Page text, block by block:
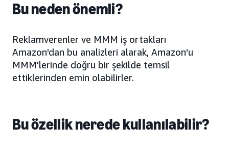
Bu neden önemli?
Reklamverenler ve MMM iş ortakları
Amazon'dan bu analizleri alarak, Amazon'u
MMM'lerinde doğru bir şekilde temsil
ettiklerinden emin olabilirler.
Bu özellik nerede kullanılabilir?